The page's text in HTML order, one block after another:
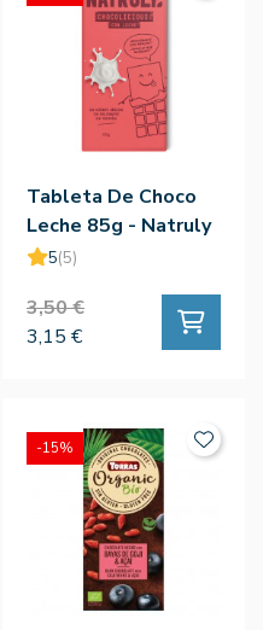
Tableta De Choco
Leche 85g - Natruly
5(5)
3,50 €
3,15 €
-15%